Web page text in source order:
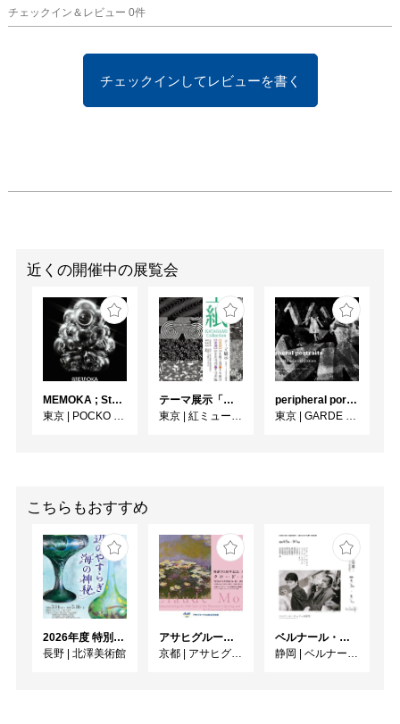
チェックイン＆レビュー 0件
チェックインしてレビューを書く
近くの開催中の展覧会
MEMOKA ; Stability is Temporary
東京
POCKO GALLERY TOKYO
テーマ展示「型紙 KATAGAMI Collection」
東京
紅ミュージアム
peripheral portraits
東京
GARDE GALLERY
こちらもおすすめ
2026年度 特別展「ガレとドーム、アール･ヌーヴォーのガラス 水辺のやすらぎ、海の神秘」
長野
北澤美術館
アサヒグループ大山崎山荘美術館 開館30周年記念展「没後100年 クロード・モネ」
京都
アサヒグループ大山崎山荘美術館
ベルナール・ビュフェと写真 ーカメラがとらえたビュフェとその時代、そして21 世紀へ
静岡
ベルナール・ビュフェ美術館